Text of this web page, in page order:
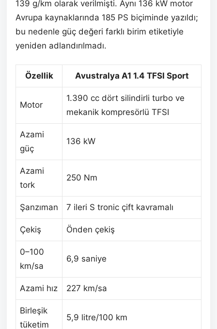
139 g/km olarak verilmişti. Aynı 136 kW motor
Avrupa kaynaklarında 185 PS biçiminde yazıldı;
bu nedenle güç değeri farklı birim etiketiyle
yeniden adlandırılmadı.
Özellik Avustralya A1 1.4 TFSI Sport
Motor
1.390 cc dört silindirli turbo ve
mekanik kompresörlü TFSI
Azami
güç
136 kW
Azami
tork
250 Nm
Şanzıman 7 ileri S tronic çift kavramalı
Çekiş Önden çekiş
0–100
km/sa
6,9 saniye
Azami hız 227 km/sa
Birleşik
tüketim
5,9 litre/100 km